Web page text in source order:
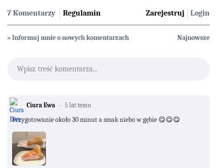
7 Komentarzy Regulamin Login
Zarejestruj
» Informuj mnie o nowych komentarzach Najnowsze
Wpisz treść komentarza...
Ciura Ewa 5 lat temu
Przygotowanie około 30 minut a smak niebo w gębie 😋😋😋